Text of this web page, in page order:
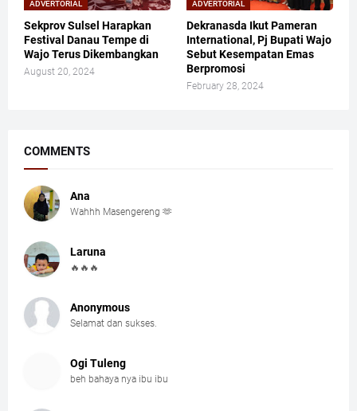
ADVERTORIAL
Sekprov Sulsel Harapkan
Festival Danau Tempe di
Wajo Terus Dikembangkan
August 20, 2024
ADVERTORIAL
Dekranasda Ikut Pameran
International, Pj Bupati Wajo
Sebut Kesempatan Emas
Berpromosi
February 28, 2024
COMMENTS
Ana
Wahhh Masengereng 🫶
Laruna
🔥🔥🔥
Anonymous
Selamat dan sukses.
Ogi Tuleng
beh bahaya nya ibu ibu